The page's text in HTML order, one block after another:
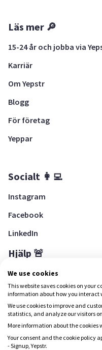
Läs mer 🔎
15-24 år och jobba via
Karriär
Om Yepstr
Blogg
För företag
Yeppar
Socialt 👩‍💻
Instagram
Facebook
LinkedIn
Hjälp 🚨
Hjälpcenter
Ladda ned Yepstr
Ladda ned Yepstr
We use cookies
This website saves cookies on your
information about how you interact
We use cookies to improve and
statistics, and analyze our visitors
More information about the cookies
Your consent and the cookie policy
- Signup, Yepstr.